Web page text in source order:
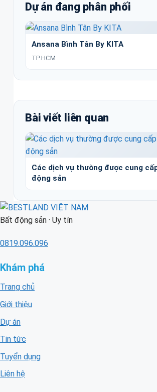
Dự án đang phân phối
Ansana Bình Tân By KITA
TP.HCM
Bài viết liên quan
Các dịch vụ thường được cung
động sản
Bất động sản · Uy tín
0819.096.096
Khám phá
Trang chủ
Giới thiệu
Dự án
Tin tức
Tuyển dụng
Liên hệ